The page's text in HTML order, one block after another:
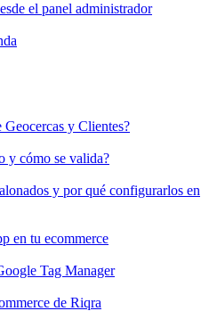
el panel administrador
Geocercas y Clientes?
y cómo se valida?
y por qué configurarlos en
en tu ecommerce
Tag Manager
de Riqra